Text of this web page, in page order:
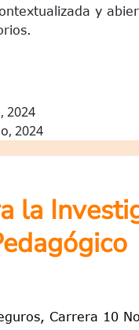
y
2024
2024
la
Carrera 10